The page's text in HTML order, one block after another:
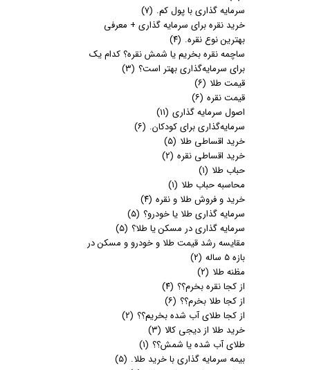
سرمایه گذاری با پول کم. (۷)
خرید نقره برای سرمایه گذاری + معرفی
بهترین نوع نقره. (۴)
ساچمه نقره بخریم یا شمش نقره؟ کدام یک
برای سرمایه‌گذاری بهتر است؟ (۳)
قیمت طلا (۶)
قیمت نقره (۶)
اصول سرمایه گذاری (۱۱)
سرمایه‌گذاری برای کودکان. (۶)
خرید اقساطی طلا (۵)
خرید اقساطی نقره (۲)
حباب طلا (۱)
محاسبه حباب طلا (۱)
خرید و فروش طلا و نقره (۴)
سرمایه گذاری طلا یا خودرو؟ (۵)
سرمایه گذاری در مسکن یا طلا؟ (۵)
مقایسه رشد قیمت طلا و خودرو و مسکن در
بازه 5 ساله
(۲)
مظنه طلا (۲)
از کجا نقره بخرم؟؟ (۴)
از کجا طلا بخرم؟؟ (۶)
از کجا طلای آب شده بخریم؟؟ (۲)
خرید طلا از دیجی کالا (۳)
طلای آب شده یا شمش؟؟ (۱)
بیمه سرمایه گذاری با خرید طلا. (۵)